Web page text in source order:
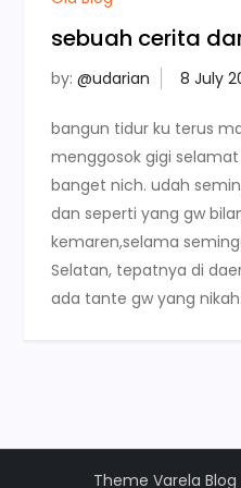
sebuah cerita
by:@udarian
bangun tidur ku terus
menggosok gigi selamat
banget nich. udah
dan seperti yang gw
kemaren,selama
Selatan, tepatnya di
ada tante gw yang
Theme Varela